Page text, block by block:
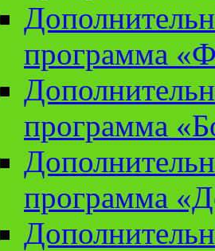
программа
программа
программа